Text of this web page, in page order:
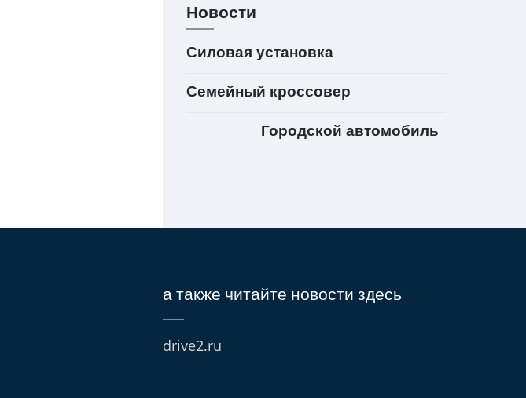
Новости
Силовая установка
Семейный кроссовер
Городской автомобиль
а также читайте новости здесь
drive2.ru